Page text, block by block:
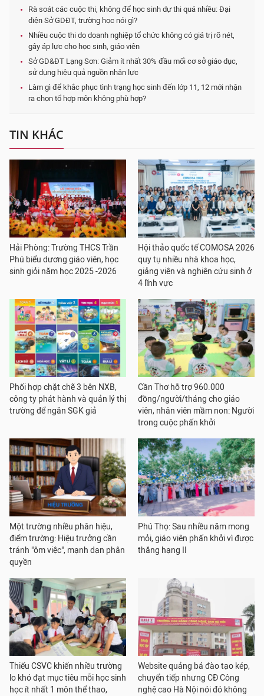
Rà soát các cuộc thi, không để học sinh dự thi quá nhiều: Đại
diện Sở GDĐT, trường học nói gì?
Nhiều cuộc thi do doanh nghiệp tổ chức không có giá trị rõ nét,
gây áp lực cho học sinh, giáo viên
Sở GD&ĐT Lạng Sơn: Giảm ít nhất 30% đầu mối cơ sở giáo dục,
sử dụng hiệu quả nguồn nhân lực
Làm gì để khắc phục tình trạng học sinh đến lớp 11, 12 mới nhận
ra chọn tổ hợp môn không phù hợp?
TIN KHÁC
Hải Phòng: Trường THCS Trần
Phú biểu dương giáo viên, học
sinh giỏi năm học 2025 -2026
Hội thảo quốc tế COMOSA 2026
quy tụ nhiều nhà khoa học,
giảng viên và nghiên cứu sinh ở
4 lĩnh vực
Phối hợp chặt chẽ 3 bên NXB,
công ty phát hành và quản lý thị
trường để ngăn SGK giả
Cần Thơ hỗ trợ 960.000
đồng/người/tháng cho giáo
viên, nhân viên mầm non: Người
trong cuộc phấn khởi
Một trường nhiều phân hiệu,
điểm trường: Hiệu trưởng cần
tránh "ôm việc", mạnh dạn phân
quyền
Phú Thọ: Sau nhiều năm mong
mỏi, giáo viên phấn khởi vì được
thăng hạng II
Thiếu CSVC khiến nhiều trường
lo khó đạt mục tiêu mỗi học sinh
học ít nhất 1 môn thể thao,
Website quảng bá đào tạo kép,
chuyển tiếp nhưng CĐ Công
nghệ cao Hà Nội nói đó không